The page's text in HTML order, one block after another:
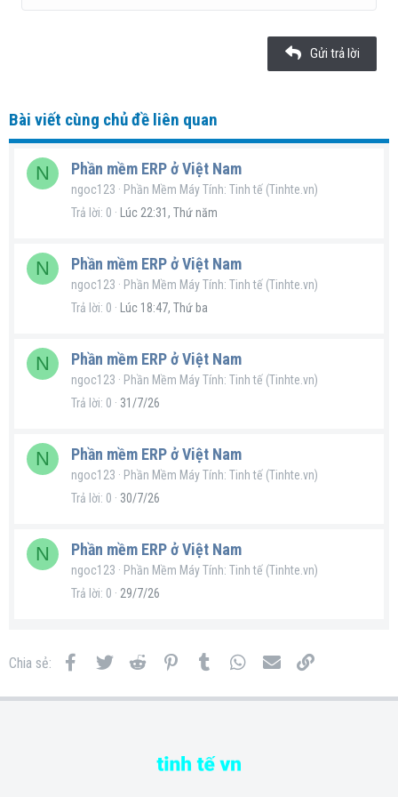
Gửi trả lời
Bài viết cùng chủ đề liên quan
N Phần mềm ERP ở Việt Nam
ngoc123
Phần Mềm Máy Tính: Tinh tế (Tinhte.vn)
Trả lời 0 Lúc 22:31, Thứ năm
N Phần mềm ERP ở Việt Nam
ngoc123
Phần Mềm Máy Tính: Tinh tế (Tinhte.vn)
Trả lời 0 Lúc 18:47, Thứ ba
N Phần mềm ERP ở Việt Nam
ngoc123
Phần Mềm Máy Tính: Tinh tế (Tinhte.vn)
Trả lời 0 31/7/26
N Phần mềm ERP ở Việt Nam
ngoc123
Phần Mềm Máy Tính: Tinh tế (Tinhte.vn)
Trả lời 0 30/7/26
N Phần mềm ERP ở Việt Nam
ngoc123
Phần Mềm Máy Tính: Tinh tế (Tinhte.vn)
Trả lời 0 29/7/26
Chia sẻ: FacebookTwitter Reddit PinterestTumblr WhatsApp
Email